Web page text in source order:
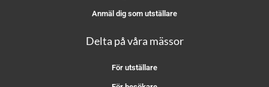
Anmäl dig som utställare
Delta på våra mässor
För utställare